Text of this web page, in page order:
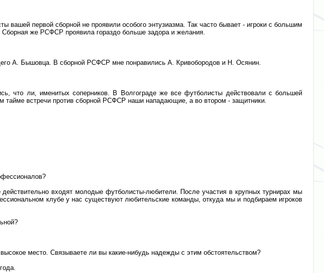
вашей первой сборной не проявили особого энтузиазма. Так часто бывает - игроки с большим
же РСФСР проявила гораздо больше задора и желания.
А. Бышовца. В сборной РСФСР мне понравились А. Кривобородов и Н. Осянин.
что ли, именитых соперников. В Волгограде же все футболисты действовали с большей
тайме встречи против сборной РСФСР наши нападающие, а во втором - защитники.
входят молодые футболисты-любители. После участия в крупных турнирах мы
клубе у нас существуют любительские команды, откуда мы и подбираем игроков
место. Связываете ли вы какие-нибудь надежды с этим обстоятельством?